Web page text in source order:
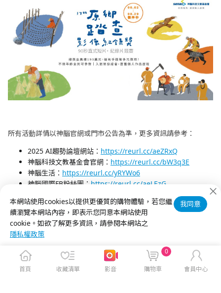
所有活動詳情以神腦官網或門市公告為準，更多資訊請參考：
2025 AI趨勢論壇網站： https://reurl.cc/aeZRxQ
神腦科技文教基金會官網： https://reurl.cc/bW3q3E
神腦生活： https://reurl.cc/yRYWo6
神腦國際FB粉絲團： https://reurl.cc/aeLEzG
https://reurl.cc/9DrK2O
本網站使用cookies以提供更優質的購物體驗，若您繼
續瀏覽本網站內容，即表示您同意本網站使用
cookie。如欲了解更多資訊，請參閱本網站之
隱私權政策
我同意
首頁 收藏清單 影音 購物車
0
會員中心